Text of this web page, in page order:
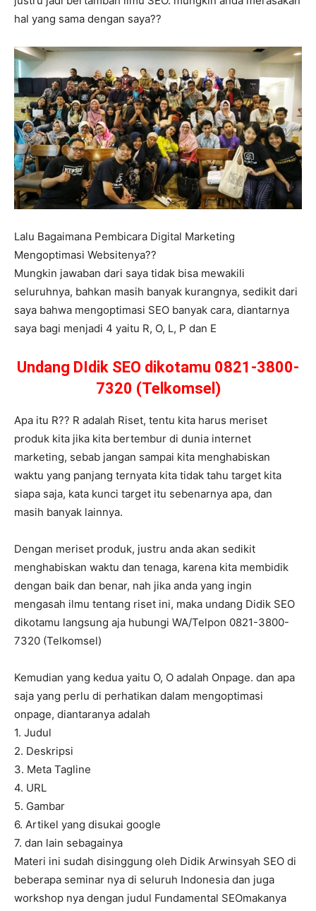
hal yang sama dengan saya??
Lalu Bagaimana Pembicara Digital Marketing
Mengoptimasi Websitenya??
Mungkin jawaban dari saya tidak bisa mewakili
seluruhnya, bahkan masih banyak kurangnya, sedikit dari
saya bahwa mengoptimasi SEO banyak cara, diantarnya
saya bagi menjadi 4 yaitu R, O, L, P dan E
Undang DIdik SEO dikotamu 0821-3800-
7320 (Telkomsel)
Apa itu R?? R adalah Riset, tentu kita harus meriset
produk kita jika kita bertembur di dunia internet
marketing, sebab jangan sampai kita menghabiskan
waktu yang panjang ternyata kita tidak tahu target kita
siapa saja, kata kunci target itu sebenarnya apa, dan
masih banyak lainnya.
Dengan meriset produk, justru anda akan sedikit
menghabiskan waktu dan tenaga, karena kita membidik
dengan baik dan benar, nah jika anda yang ingin
mengasah ilmu tentang riset ini, maka undang Didik SEO
dikotamu langsung aja hubungi WA/Telpon 0821-3800-
7320 (Telkomsel)
Kemudian yang kedua yaitu O, O adalah Onpage. dan apa
saja yang perlu di perhatikan dalam mengoptimasi
onpage, diantaranya adalah
1. Judul
2. Deskripsi
3. Meta Tagline
4. URL
5. Gambar
6. Artikel yang disukai google
7. dan lain sebagainya
Materi ini sudah disinggung oleh Didik Arwinsyah SEO di
beberapa seminar nya di seluruh Indonesia dan juga
workshop nya dengan judul Fundamental SEOmakanya